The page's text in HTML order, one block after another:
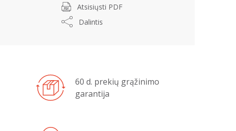
Atsisiųsti PDF
Dalintis
60 d. prekių grąžinimo
garantija